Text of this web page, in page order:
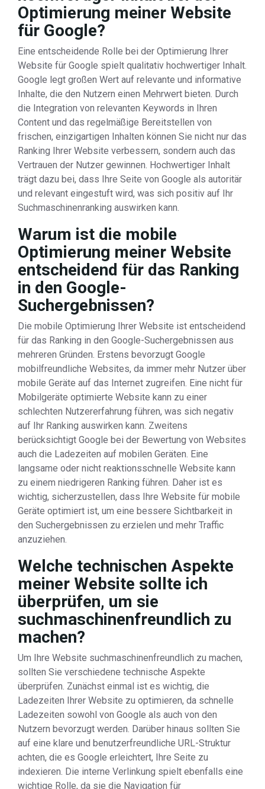
Optimierung meiner Website
für Google?
Eine entscheidende Rolle bei der Optimierung Ihrer
Website für Google spielt qualitativ hochwertiger Inhalt.
Google legt großen Wert auf relevante und informative
Inhalte, die den Nutzern einen Mehrwert bieten. Durch
die Integration von relevanten Keywords in Ihren
Content und das regelmäßige Bereitstellen von
frischen, einzigartigen Inhalten können Sie nicht nur das
Ranking Ihrer Website verbessern, sondern auch das
Vertrauen der Nutzer gewinnen. Hochwertiger Inhalt
trägt dazu bei, dass Ihre Seite von Google als autoritär
und relevant eingestuft wird, was sich positiv auf Ihr
Suchmaschinenranking auswirken kann.
Warum ist die mobile
Optimierung meiner Website
entscheidend für das Ranking
in den Google-
Suchergebnissen?
Die mobile Optimierung Ihrer Website ist entscheidend
für das Ranking in den Google-Suchergebnissen aus
mehreren Gründen. Erstens bevorzugt Google
mobilfreundliche Websites, da immer mehr Nutzer über
mobile Geräte auf das Internet zugreifen. Eine nicht für
Mobilgeräte optimierte Website kann zu einer
schlechten Nutzererfahrung führen, was sich negativ
auf Ihr Ranking auswirken kann. Zweitens
berücksichtigt Google bei der Bewertung von Websites
auch die Ladezeiten auf mobilen Geräten. Eine
langsame oder nicht reaktionsschnelle Website kann
zu einem niedrigeren Ranking führen. Daher ist es
wichtig, sicherzustellen, dass Ihre Website für mobile
Geräte optimiert ist, um eine bessere Sichtbarkeit in
den Suchergebnissen zu erzielen und mehr Traffic
anzuziehen.
Welche technischen Aspekte
meiner Website sollte ich
überprüfen, um sie
suchmaschinenfreundlich zu
machen?
Um Ihre Website suchmaschinenfreundlich zu machen,
sollten Sie verschiedene technische Aspekte
überprüfen. Zunächst einmal ist es wichtig, die
Ladezeiten Ihrer Website zu optimieren, da schnelle
Ladezeiten sowohl von Google als auch von den
Nutzern bevorzugt werden. Darüber hinaus sollten Sie
auf eine klare und benutzerfreundliche URL-Struktur
achten, die es Google erleichtert, Ihre Seite zu
indexieren. Die interne Verlinkung spielt ebenfalls eine
wichtige Rolle, da sie die Navigation für